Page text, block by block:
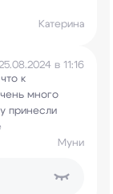
Катерина
25.08.2024 в 11:16
к
много
принесли
Муни